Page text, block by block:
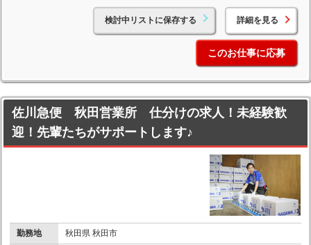
検討中リストに保存する 詳細を見る
このお仕事に応募
佐川急便 秋田営業所 仕分けの求人！未経験歓
迎！先輩たちがサポートします♪
勤務地 秋田県 秋田市